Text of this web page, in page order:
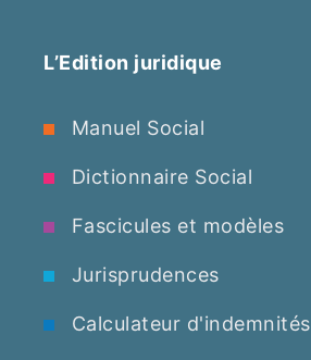
L’Edition juridique
Manuel Social
Dictionnaire Social
Fascicules et modèles
Jurisprudences
Calculateur d'indemnités